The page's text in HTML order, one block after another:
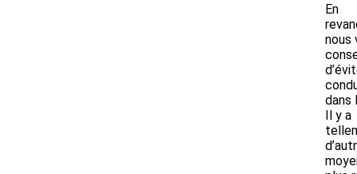
En
nous
dans
Il y a